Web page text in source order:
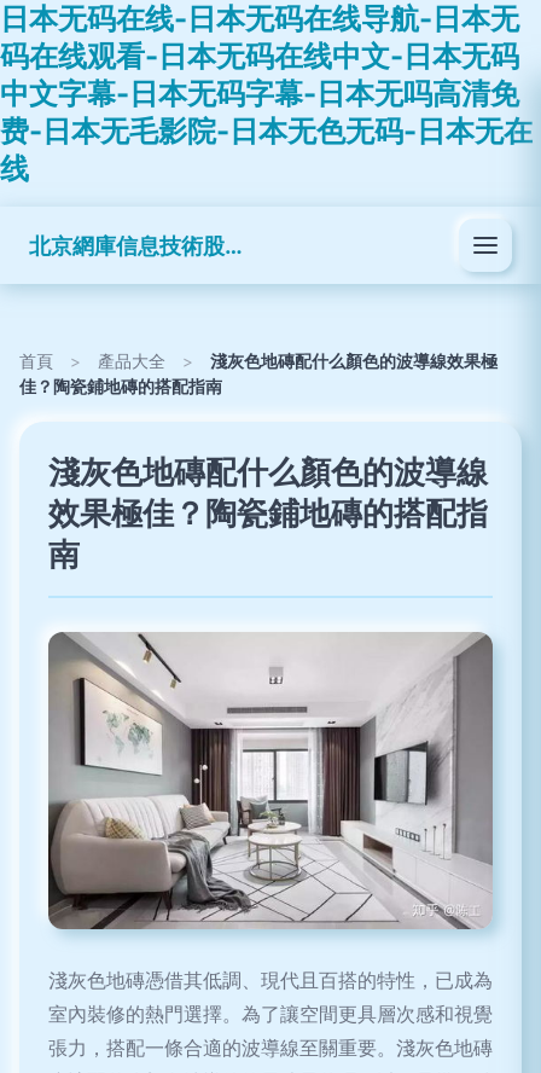
日本无码在线-日本无码在线导航-日本无
码在线观看-日本无码在线中文-日本无码
中文字幕-日本无码字幕-日本无吗高清免
费-日本无毛影院-日本无色无码-日本无在
线
北京網庫信息技術股份有限公司
首頁 > 產品大全 >
淺灰色地磚配什么顏色的波導線效果極
佳？陶瓷鋪地磚的搭配指南
淺灰色地磚配什么顏色的波導線
效果極佳？陶瓷鋪地磚的搭配指
南
淺灰色地磚憑借其低調、現代且百搭的特性，已成為
室內裝修的熱門選擇。為了讓空間更具層次感和視覺
張力，搭配一條合適的波導線至關重要。淺灰色地磚